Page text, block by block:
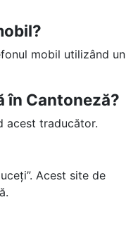
mobil utilizând un
în Cantoneză?
acest traducător.
Acest site de